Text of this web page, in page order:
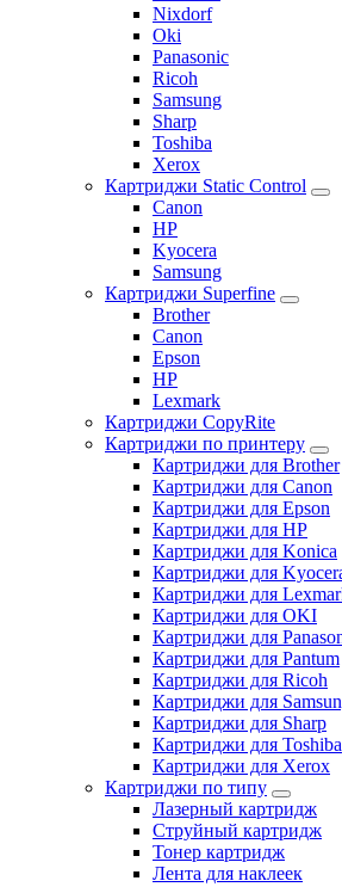
Nixdorf
Oki
Panasonic
Ricoh
Samsung
Sharp
Toshiba
Xerox
Картриджи Static Control
Canon
HP
Kyocera
Samsung
Картриджи Superfine
Brother
Canon
Epson
HP
Lexmark
Картриджи CopyRite
Картриджи по принтеру
Картриджи для Brother
Картриджи для Canon
Картриджи для Epson
Картриджи для HP
Картриджи для Konica
Картриджи для
Картриджи для
Картриджи для OKI
Картриджи для
Картриджи для Pantum
Картриджи для Ricoh
Картриджи для
Картриджи для Sharp
Картриджи для Toshiba
Картриджи для Xerox
Картриджи по типу
Лазерный картридж
Струйный картридж
Тонер картридж
Лента для наклеек